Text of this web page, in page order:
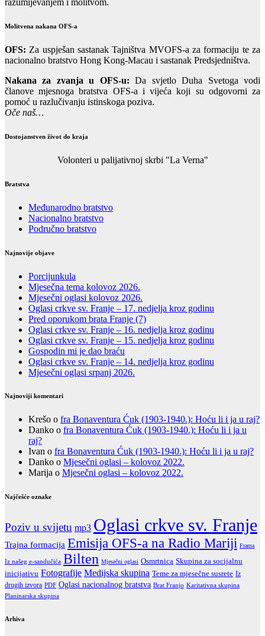
Molitvena nakana OFS-a
OFS: Za uspješan sastanak Tajništva MVOFS-a za formaciju te za
nacionalno bratstvo Hong Kong-Macau i sastanak Predsjedništva.
Nakana za zvanja u OFS-u: Da svjetlo Duha Svetoga vodi
članove mjesnoga bratstva OFS-a i vijeća koji su odgovorni za
pomoć u razlučivanju istinskoga poziva.
Oče naš…
Dostojanstven život do kraja
Volonteri u palijativnoj skrbi "La Verna"
Bratstva
Međunarodno bratstvo
Nacionalno bratstvo
Područno bratstvo
Najnovije objave
Porcijunkula
Mjesečna tema kolovoz 2026.
Mjesečni oglasi kolovoz 2026.
Oglasi crkve sv. Franje – 17. nedjelja kroz godinu
Pred oporukom brata Franje (7)
Oglasi crkve sv. Franje – 16. nedjelja kroz godinu
Oglasi crkve sv. Franje – 15. nedjelja kroz godinu
Gospodin mi je dao braću
Oglasi crkve sv. Franje – 14. nedjelja kroz godinu
Mjesečni oglasi srpanj 2026.
Najnoviji komentari
Krešo o fra Bonaventura Ćuk (1903-1940.): Hoću li i ja u raj?
Danko o fra Bonaventura Ćuk (1903-1940.): Hoću li i ja u
raj?
Ivan o fra Bonaventura Ćuk (1903-1940.): Hoću li i ja u raj?
Danko o Mjesečni oglasi – kolovoz 2022.
Marija o Mjesečni oglasi – kolovoz 2022.
Najčešće oznake
Poziv u svijetu mp3 Oglasi crkve sv. Franje
Trajna formacija Emisija OFS-a na Radio Mariji Frama
Iz našeg e-sandučića Bilten Mjesečni oglasi Osmrtnica Skupina za socijalnu
inicijativu Fotografije Medijska skupina Teme za mjesečne susrete Iz
drugih izvora PDF Oglasi nacionalnog bratstva Brat Franjo Karitativna skupina
Planinarska skupina
Arhiva